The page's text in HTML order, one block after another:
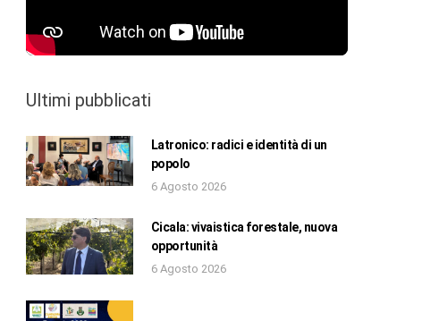
Ultimi pubblicati
Latronico: radici e identità di un
popolo
6 Agosto 2026
Cicala: vivaistica forestale, nuova
opportunità
6 Agosto 2026